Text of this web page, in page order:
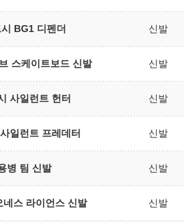
BG1 디펜더 신발
스케이트보드 신발 신발
사일런트 헌터 신발
일런트 프레데터 신발
병 팀 신발 신발
네스 라이언스 신발 신발